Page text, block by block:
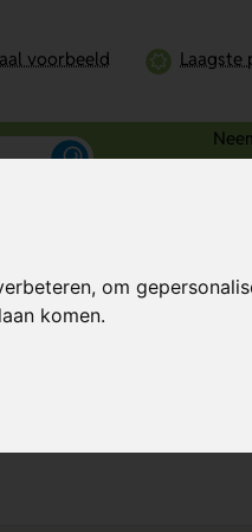
om
komen.
voorbeeld Laagste
Al vanaf€ 6,20 per stuk